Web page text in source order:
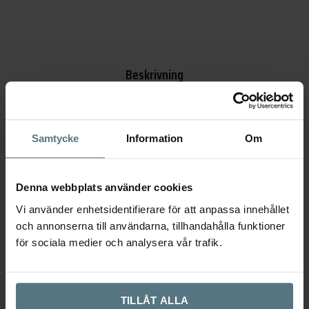
Samtycke Information Om
Denna webbplats använder cookies
Vi använder enhetsidentifierare för att anpassa innehållet
och annonserna till användarna, tillhandahålla funktioner
för sociala medier och analysera vår trafik.
TILLÅT ALLA
Beskrivning
Ytterligare information
Beskrivning
Du letar efter knoppar till köket i mässing och har hittat alldeles rätt.
Knopp 401 med dess avlånga grepp som mäter 40x29mm är en modells
om gör sig väldigt bra ihop med Skålhandtag 3922. Denna variant är med
på vår topplista överköksknoppar i mässingtillsammans med den
eleganta modellen Mood och Soliden, men det finns skillnader som kan